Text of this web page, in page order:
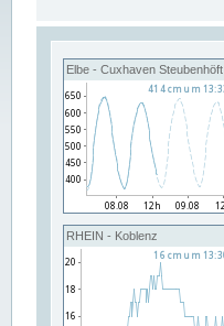
Elbe - Cuxhaven Steubenhöft
RHEIN - Koblenz